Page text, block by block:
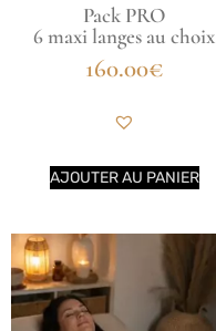
Pack PRO
6 maxi langes au choix
160.00€
AJOUTER AU PANIER